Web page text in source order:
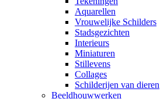
Aquarellen
Vrouwelijke Schilders
Stadsgezichten
Interieurs
Miniaturen
Stillevens
Collages
Schilderijen van dieren
Beeldhouwwerken